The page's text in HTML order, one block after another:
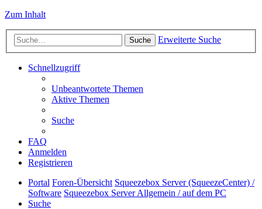
Zum Inhalt
Suche Erweiterte Suche
Schnellzugriff
Unbeantwortete Themen
Aktive Themen
Suche
FAQ
Anmelden
Registrieren
Portal Foren-Übersicht Squeezebox Server (SqueezeCenter) /
Software Squeezebox Server Allgemein / auf dem PC
Suche